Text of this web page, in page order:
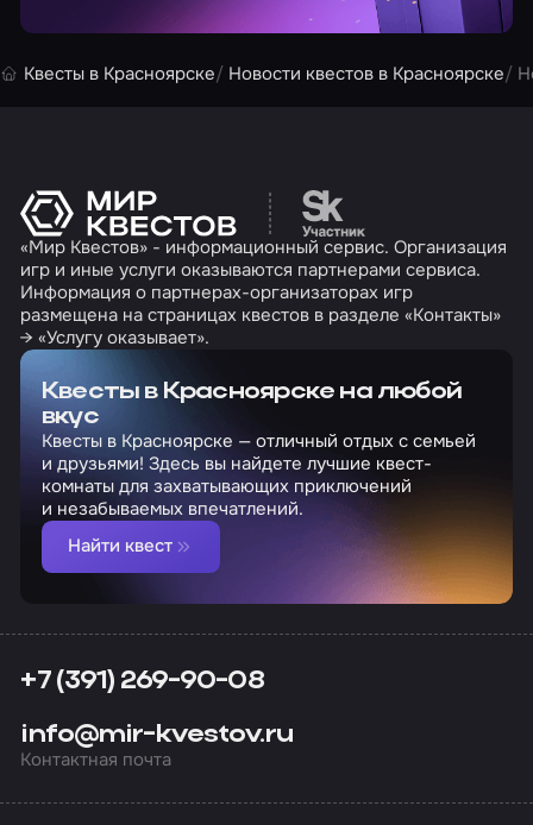
Квесты в Красноярске Новости квестов в Красноярске
Перейти на сайт
«Мир Квестов» - информационный сервис. Организация
игр и иные услуги оказываются партнерами сервиса.
Информация о партнерах-организаторах игр
размещена на страницах квестов в разделе «Контакты»
→ «Услугу оказывает».
Квесты в Красноярске на любой
вкус
Квесты в Красноярске — отличный отдых с семьей
и друзьями! Здесь вы найдете лучшие квест-
комнаты для захватывающих приключений
и незабываемых впечатлений.
Найти квест
+7 (391) 269-90-08
info@mir-kvestov.ru
Контактная почта